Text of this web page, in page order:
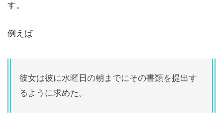
す。
例えば
彼女は彼に水曜日の朝までにその書類を提出す
るように求めた。